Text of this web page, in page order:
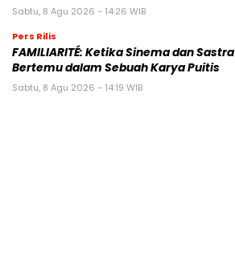
Sabtu, 8 Agu 2026 - 14:26 WIB
Pers Rilis
FAMILIARITÉ: Ketika Sinema dan Sastra
Bertemu dalam Sebuah Karya Puitis
Sabtu, 8 Agu 2026 - 14:19 WIB